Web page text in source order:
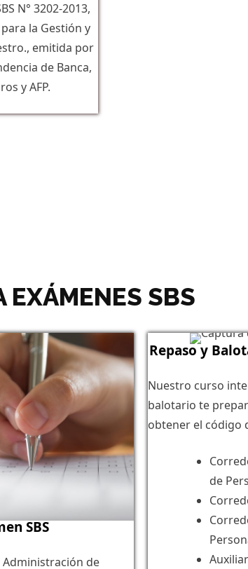
N° 3202-2013,
la Gestión y
emitida por
de Banca,
y AFP.
EXÁMENES SBS
SBS
de
Repaso y
Nuestro curso
balotario te
obtener el código
de